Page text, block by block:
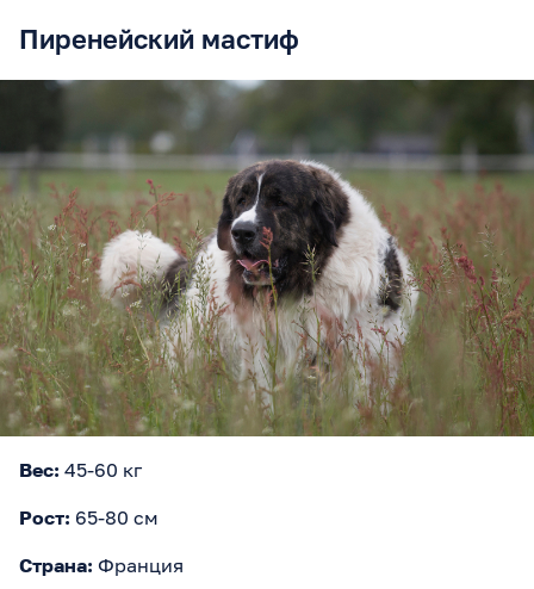
Пиренейский мастиф
Вес: 45-60 кг
Рост: 65-80 см
Страна: Франция